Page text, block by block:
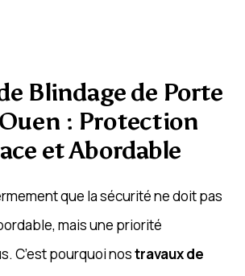
Blindage de Porte
: Protection
et Abordable
que la sécurité ne doit pas
mais une priorité
C’est pourquoi nostravaux de